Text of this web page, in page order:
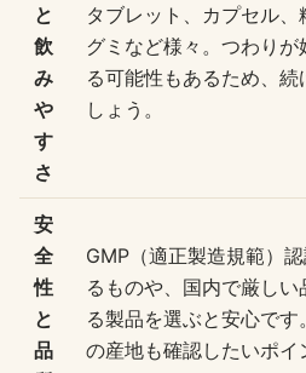
と
飲
み
や
す
さ
タブレット、カプセル、
グミなど様々。つわり
る可能性もあるため、続
しょう。
安
全
性
と
品
GMP（適正製造規範）
るものや、国内で厳し
る製品を選ぶと安心で
の産地も確認したいポイ